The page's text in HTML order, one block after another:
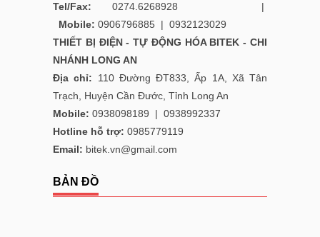
Tel/Fax: 0274.6268928 |
Mobile: 0906796885 | 0932123029
THIẾT BỊ ĐIỆN - TỰ ĐỘNG HÓA BITEK - CHI
NHÁNH LONG AN
Địa chỉ:
110 Đường ĐT833, Ấp 1A, Xã Tân
Trạch, Huyện Cần Đước, Tỉnh Long An
Mobile: 0938098189 | 0938992337
Hotline hỗ trợ: 0985779119
Email: bitek.vn@gmail.com
BẢN ĐỒ